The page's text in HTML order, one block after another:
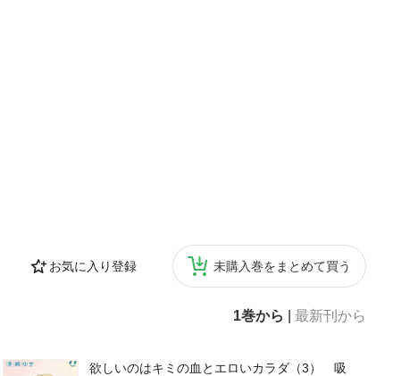
お気に入り登録 未購入巻をまとめて買う
1巻から 最新刊から
欲しいのはキミの血とエロいカラダ（3） 吸